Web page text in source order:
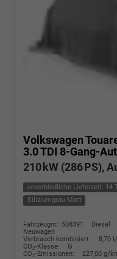
Volkswagen
3.0 TDI 8-Gang-
210 kW (286 PS),
unverbindliche Lieferzeit: 14
Siliziumgrau Matt
Fahrzeugnr.: 508391
Diesel
Neuwagen
Verbrauch kombiniert:
8,70
CO2-Klasse:
G
CO2-Emissionen: 227,00 g/